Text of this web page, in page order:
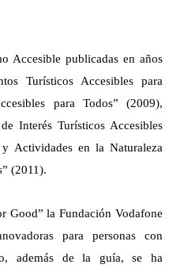
Accesible publicadas en años
Turísticos Accesibles para
para Todos” (2009),
Interés Turísticos Accesibles
Actividades en la Naturaleza
(2011).
Good” la Fundación Vodafone
para personas con
además de la guía, se ha